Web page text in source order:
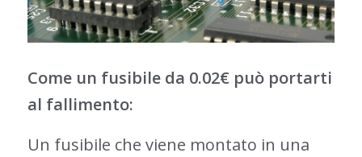
Come un fusibile da 0.02€ può portarti
al fallimento:
Un fusibile che viene montato in una